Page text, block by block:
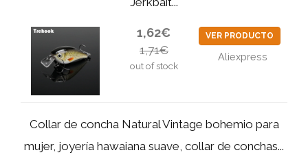
1,62€
1,71€
out of stock
VER PRODUCTO
Aliexpress
Collar de concha Natural Vintage bohemio para
mujer, joyería hawaiana suave, collar de conchas...